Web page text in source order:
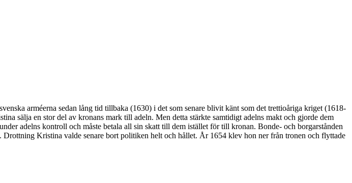
arméerna sedan lång tid tillbaka (1630) i det som senare blivit känt som det trettioåriga kriget (1618-
sälja en stor del av kronans mark till adeln. Men detta stärkte samtidigt adelns makt och gjorde dem
adelns kontroll och måste betala all sin skatt till dem istället för till kronan. Bonde- och borgarstånden
Kristina valde senare bort politiken helt och hållet. År 1654 klev hon ner från tronen och flyttade